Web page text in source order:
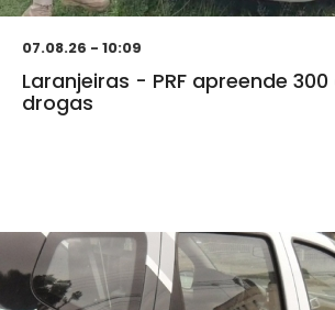
07.08.26 - 10:09
Laranjeiras - PRF apreende
drogas